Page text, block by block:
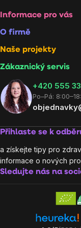
Informace pro vás
O firmě
Naše projekty
Zákaznický servis
‭+420 555
Po–Pá:
Přihlaste se k
a získejte tipy pro
informace o nových
Sledujte nás na